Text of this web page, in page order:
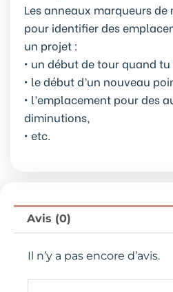
Les anneaux marqueurs
pour identifier des
un projet :
• un début de tour quand
• le début d’un nouveau
• l’emplacement pour des
diminutions,
• etc.
Avis (0)
Il n’y a pas encore d’avis.